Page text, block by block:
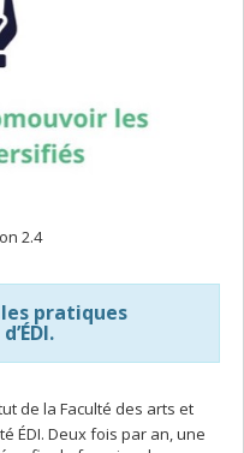
2.4
pratiques
de la Faculté des arts et
ÉDI. Deux fois par an, une